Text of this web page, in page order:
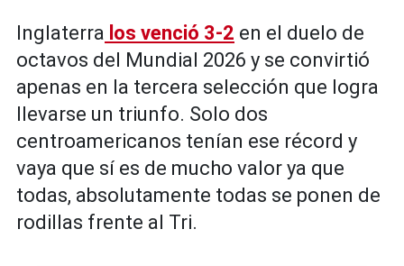
Inglaterra los venció 3-2 en el duelo de
octavos del Mundial 2026 y se convirtió
apenas en la tercera selección que logra
llevarse un triunfo. Solo dos
centroamericanos tenían ese récord y
vaya que sí es de mucho valor ya que
todas, absolutamente todas se ponen de
rodillas frente al Tri.